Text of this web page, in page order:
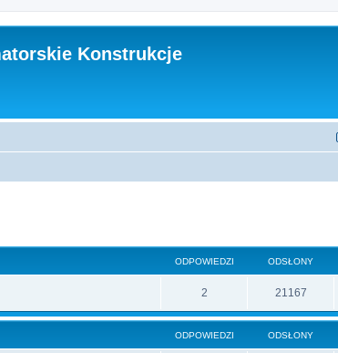
Konstrukcje
ODPOWIEDZI ODSŁONY
2 21167
ODPOWIEDZI ODSŁONY